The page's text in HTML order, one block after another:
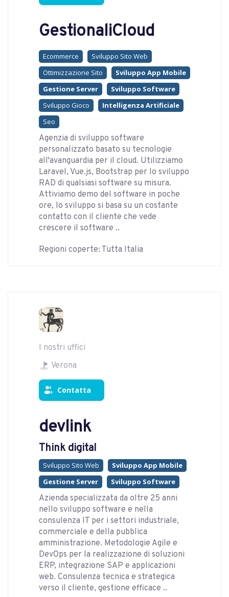
GestionaliCloud
Ecommerce
Sviluppo Sito Web
Ottimizzazione Sito
Sviluppo App Mobile
Gestione Server
Sviluppo Software
Sviluppo Gioco
Intelligenza Artificiale
Seo
Agenzia di sviluppo software
personalizzato basato su tecnologie
all'avanguardia per il cloud. Utilizziamo
Laravel, Vue.js, Bootstrap per lo sviluppo
RAD di qualsiasi software su misura.
Attiviamo demo del software in poche
ore, lo sviluppo si basa su un costante
contatto con il cliente che vede
crescere il software ..
Regioni coperte: Tutta Italia
I nostri uffici
Verona
Contatta
devlink
Think digital
Sviluppo Sito Web
Sviluppo App Mobile
Gestione Server
Sviluppo Software
Azienda specializzata da oltre 25 anni
nello sviluppo software e nella
consulenza IT per i settori industriale,
commerciale e della pubblica
amministrazione. Metodologie Agile e
DevOps per la realizzazione di soluzioni
ERP, integrazione SAP e applicazioni
web. Consulenza tecnica e strategica
verso il cliente, gestione efficace ..